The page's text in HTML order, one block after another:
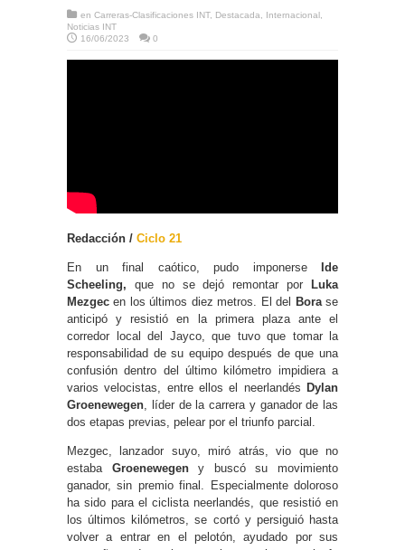
en Carreras-Clasificaciones INT, Destacada Internacional
Noticias INT
16/06/2023
0
Redacción / Ciclo 21
En un final caótico, pudo imponerse
Ide
Scheeling, que no se dejó remontar por
Luka
Mezgec en los últimos diez metros. El del Borase
anticipó y resistió en la primera plaza ante el
corredor local del Jayco, que tuvo que tomar la
responsabilidad de su equipo después de que una
confusión dentro del último kilómetro impidiera a
varios velocistas, entre ellos el neerlandés Dylan
Groenewegen, líder de la carrera y ganador de las
dos etapas previas, pelear por el triunfo parcial.
Mezgec, lanzador suyo, miró atrás, vio que no
estaba Groenewegeny buscó su movimiento
ganador, sin premio final. Especialmente doloroso
ha sido para el ciclista neerlandés, que resistió en
los últimos kilómetros, se cortó y persiguió hasta
volver a entrar en el pelotón, ayudado por sus